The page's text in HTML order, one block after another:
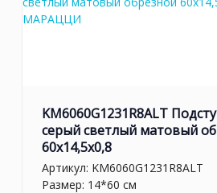
KM6060G1231R8ALT
серый светлый матовый
60x14,5x0,8
Артикул: KM6060G1231R8ALT
Размер: 14*60 см